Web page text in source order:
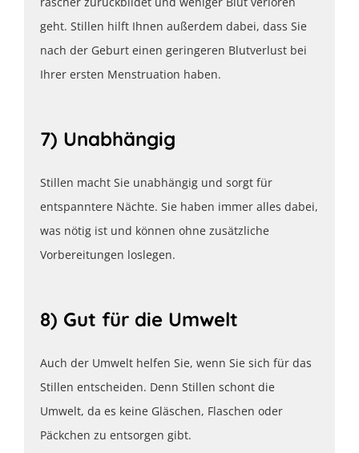
geht. Stillen hilft Ihnen außerdem dabei, dass Sie
nach der Geburt einen geringeren Blutverlust bei
Ihrer ersten Menstruation haben.
7) Unabhängig
Stillen macht Sie unabhängig und sorgt für
entspanntere Nächte. Sie haben immer alles dabei,
was nötig ist und können ohne zusätzliche
Vorbereitungen loslegen.
8) Gut für die Umwelt
Auch der Umwelt helfen Sie, wenn Sie sich für das
Stillen entscheiden. Denn Stillen schont die
Umwelt, da es keine Gläschen, Flaschen oder
Päckchen zu entsorgen gibt.